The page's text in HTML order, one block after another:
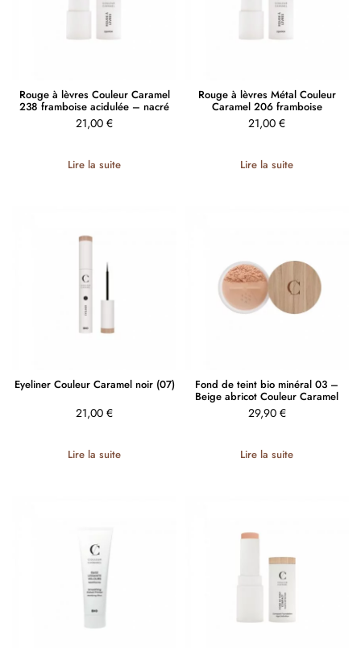
Rouge à lèvres Couleur Caramel
238 framboise acidulée – nacré
21,00 €
Lire la suite
Rouge à lèvres Métal Couleur
Caramel 206 framboise
21,00 €
Lire la suite
Eyeliner Couleur Caramel noir (07)
21,00 €
Lire la suite
Fond de teint bio minéral 03 –
Beige abricot Couleur Caramel
29,90 €
Lire la suite